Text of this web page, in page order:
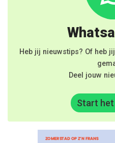
Heb jij nieuwstips? Of heb
Deel jouw
Start het